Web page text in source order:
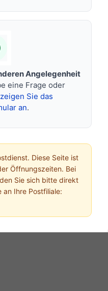
Angelegenheit
eine Frage oder
zeigen Sie das
an.
Diese Seite ist
Öffnungszeiten. Bei
Sie sich bitte direkt
an Ihre Postfiliale: